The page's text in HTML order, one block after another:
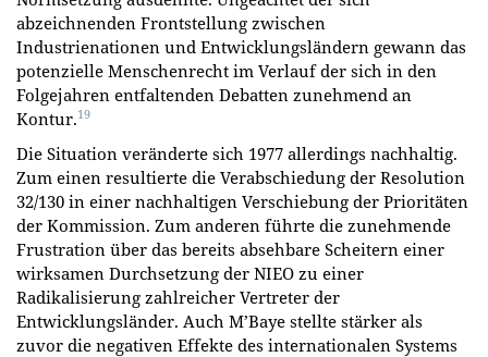
abzeichnenden Frontstellung zwischen
Industrienationen und Entwicklungsländern gewann das
potenzielle Menschenrecht im Verlauf der sich in den
Folgejahren entfaltenden Debatten zunehmend an
Kontur.19
Die Situation veränderte sich 1977 allerdings nachhaltig.
Zum einen resultierte die Verabschiedung der Resolution
32/130 in einer nachhaltigen Verschiebung der Prioritäten
der Kommission. Zum anderen führte die zunehmende
Frustration über das bereits absehbare Scheitern einer
wirksamen Durchsetzung der NIEO zu einer
Radikalisierung zahlreicher Vertreter der
Entwicklungsländer. Auch M’Baye stellte stärker als
zuvor die negativen Effekte des internationalen Systems